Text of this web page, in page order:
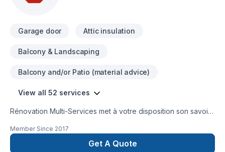
Garage door Attic insulation
Balcony & Landscaping
Balcony and/or Patio (material advice)
View all 52 services
Rénovation Multi-Services met à votre disposition son savoir-
Calfeutrage, Carrelage, Clôture, Crépis, Cuisine, Démolition,
Escalier et rampe, Fissures, Foyer et poêle, Gouttières,
Member Since 2017
Get A Quote